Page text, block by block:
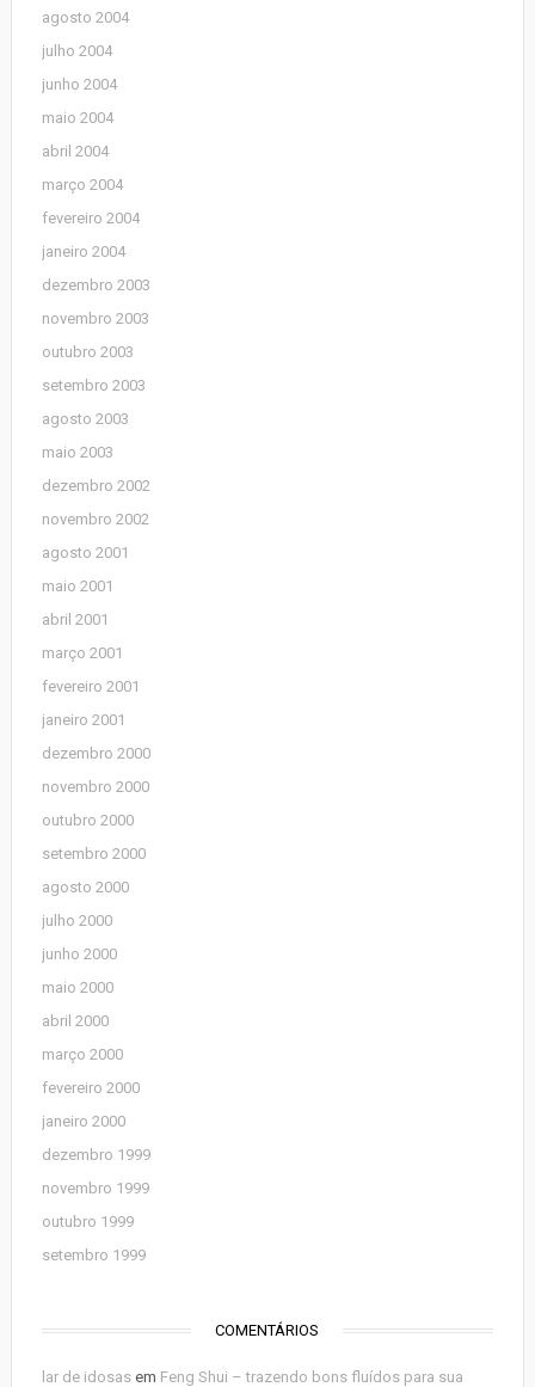
agosto 2004
julho 2004
junho 2004
maio 2004
abril 2004
março 2004
fevereiro 2004
janeiro 2004
dezembro 2003
novembro 2003
outubro 2003
setembro 2003
agosto 2003
maio 2003
dezembro 2002
novembro 2002
agosto 2001
maio 2001
abril 2001
março 2001
fevereiro 2001
janeiro 2001
dezembro 2000
novembro 2000
outubro 2000
setembro 2000
agosto 2000
julho 2000
junho 2000
maio 2000
abril 2000
março 2000
fevereiro 2000
janeiro 2000
dezembro 1999
novembro 1999
outubro 1999
setembro 1999
COMENTÁRIOS
lar de idosasem Feng Shui – trazendo bons fluídos para sua